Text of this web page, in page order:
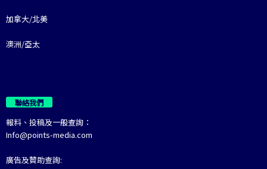
加拿大/北美
澳洲/亞太
聯絡我們
報料、投稿及一般查詢：
Info@points-media.com
廣告及贊助查詢: